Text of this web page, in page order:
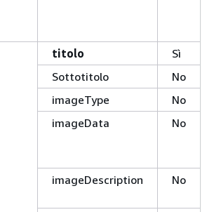
titolo
Sì
Sottotitolo
No
imageType
No
imageData
No
imageDescription No